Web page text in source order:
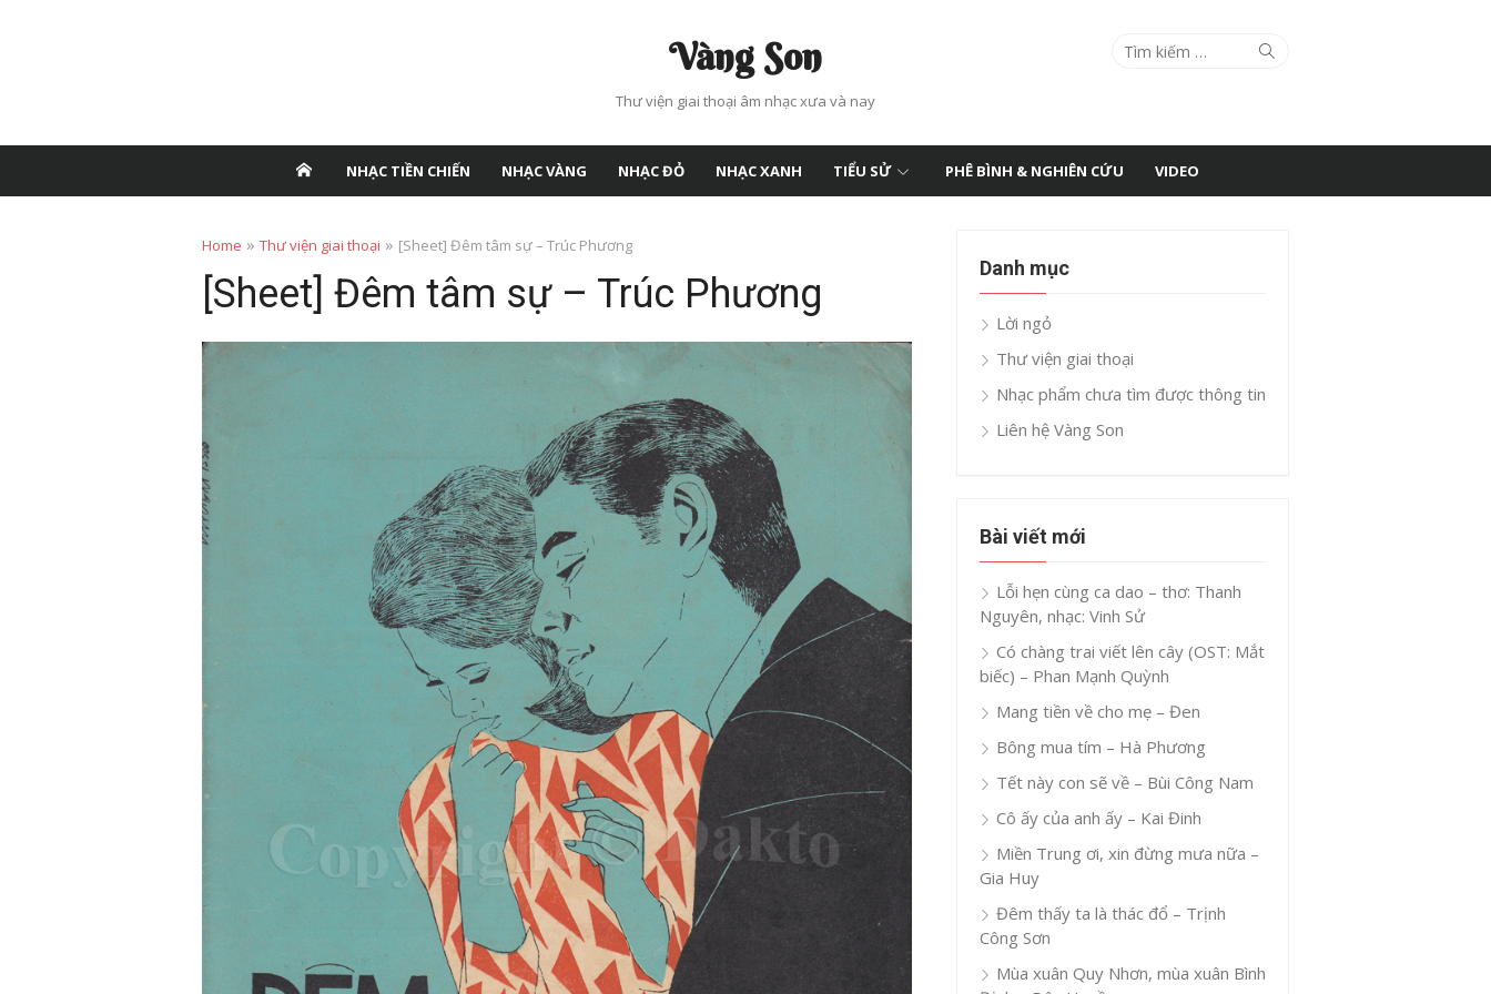
Vàng Son
Thư viện giai thoại âm nhạc xưa và nay
Search
Search
NHẠC TIỀN CHIẾN NHẠC VÀNG NHẠC ĐỎ NHẠC XANH TIỂU SỬ PHÊ BÌNH & NGHIÊN CỨU VIDEO
Home » Thư viện giai thoại » [Sheet] Đêm tâm sự – Trúc Phương
[Sheet] Đêm tâm sự – Trúc Phương
Danh mục
Lời ngỏ
Thư viện giai thoại
Nhạc phẩm chưa tìm được thông tin
Liên hệ Vàng Son
Bài viết mới
Lỗi hẹn cùng ca dao – thơ: Thanh
Nguyên, nhạc: Vinh Sử
Có chàng trai viết lên cây (OST: Mắt
biếc) – Phan Mạnh Quỳnh
Mang tiền về cho mẹ – Đen
Bông mua tím – Hà Phương
Tết này con sẽ về – Bùi Công Nam
Cô ấy của anh ấy – Kai Đinh
Miền Trung ơi, xin đừng mưa nữa –
Gia Huy
Đêm thấy ta là thác đổ – Trịnh
Công Sơn
Mùa xuân Quy Nhơn, mùa xuân Bình